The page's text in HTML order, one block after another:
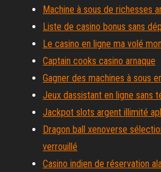
Machine à sous de richesses
Liste de casino bonus sans
Le casino en ligne ma volé
Captain cooks casino arnaque
Gagner des machines à sous
Jeux dassistant en ligne sans
Jackpot slots argent illimité
Dragon ball xenoverse
verrouillé
Casino indien de réservation